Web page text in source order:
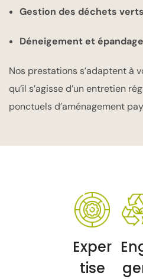
Gestion des déchets verts
Déneigement et
Nos prestations s’adaptent à
qu’il s’agisse d’un entretien
ponctuels d’aménagement
Exper
tise